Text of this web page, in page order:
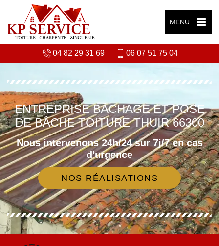
MENU
04 82 29 31 69 06 07 51 75 04
ENTREPRISE BÂCHAGE ET POSE
DE BÂCHE TOITURE THUIR 66300
Nous intervenons 24h/24 sur 7j/7 en cas
d'urgence
NOS RÉALISATIONS